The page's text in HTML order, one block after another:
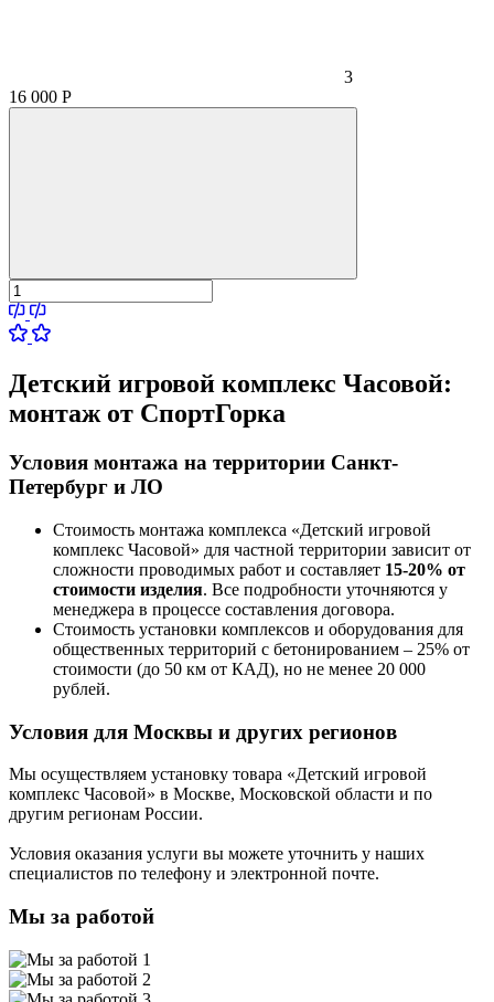
3
16 000 Р
Детский игровой комплекс Часовой:
монтаж от СпортГорка
Условия монтажа на территории Санкт-
Петербург и ЛО
Стоимость монтажа комплекса «Детский игровой
комплекс Часовой» для частной территории зависит от
сложности проводимых работ и составляет 15-20% от
стоимости изделия. Все подробности уточняются у
менеджера в процессе составления договора.
Стоимость установки комплексов и оборудования для
общественных территорий с бетонированием – 25% от
стоимости (до 50 км от КАД), но не менее 20 000
рублей.
Условия для Москвы и других регионов
Мы осуществляем установку товара «Детский игровой
комплекс Часовой» в Москве, Московской области и по
другим регионам России.
Условия оказания услуги вы можете уточнить у наших
специалистов по телефону и электронной почте.
Мы за работой